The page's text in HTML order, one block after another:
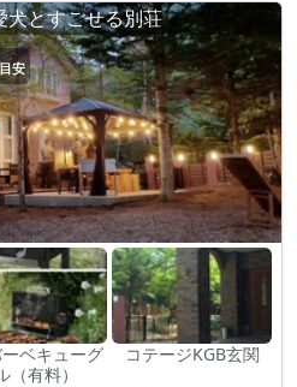
犬とすごせる別荘
安
ベキューグ
（有料）
コテージKGB玄関